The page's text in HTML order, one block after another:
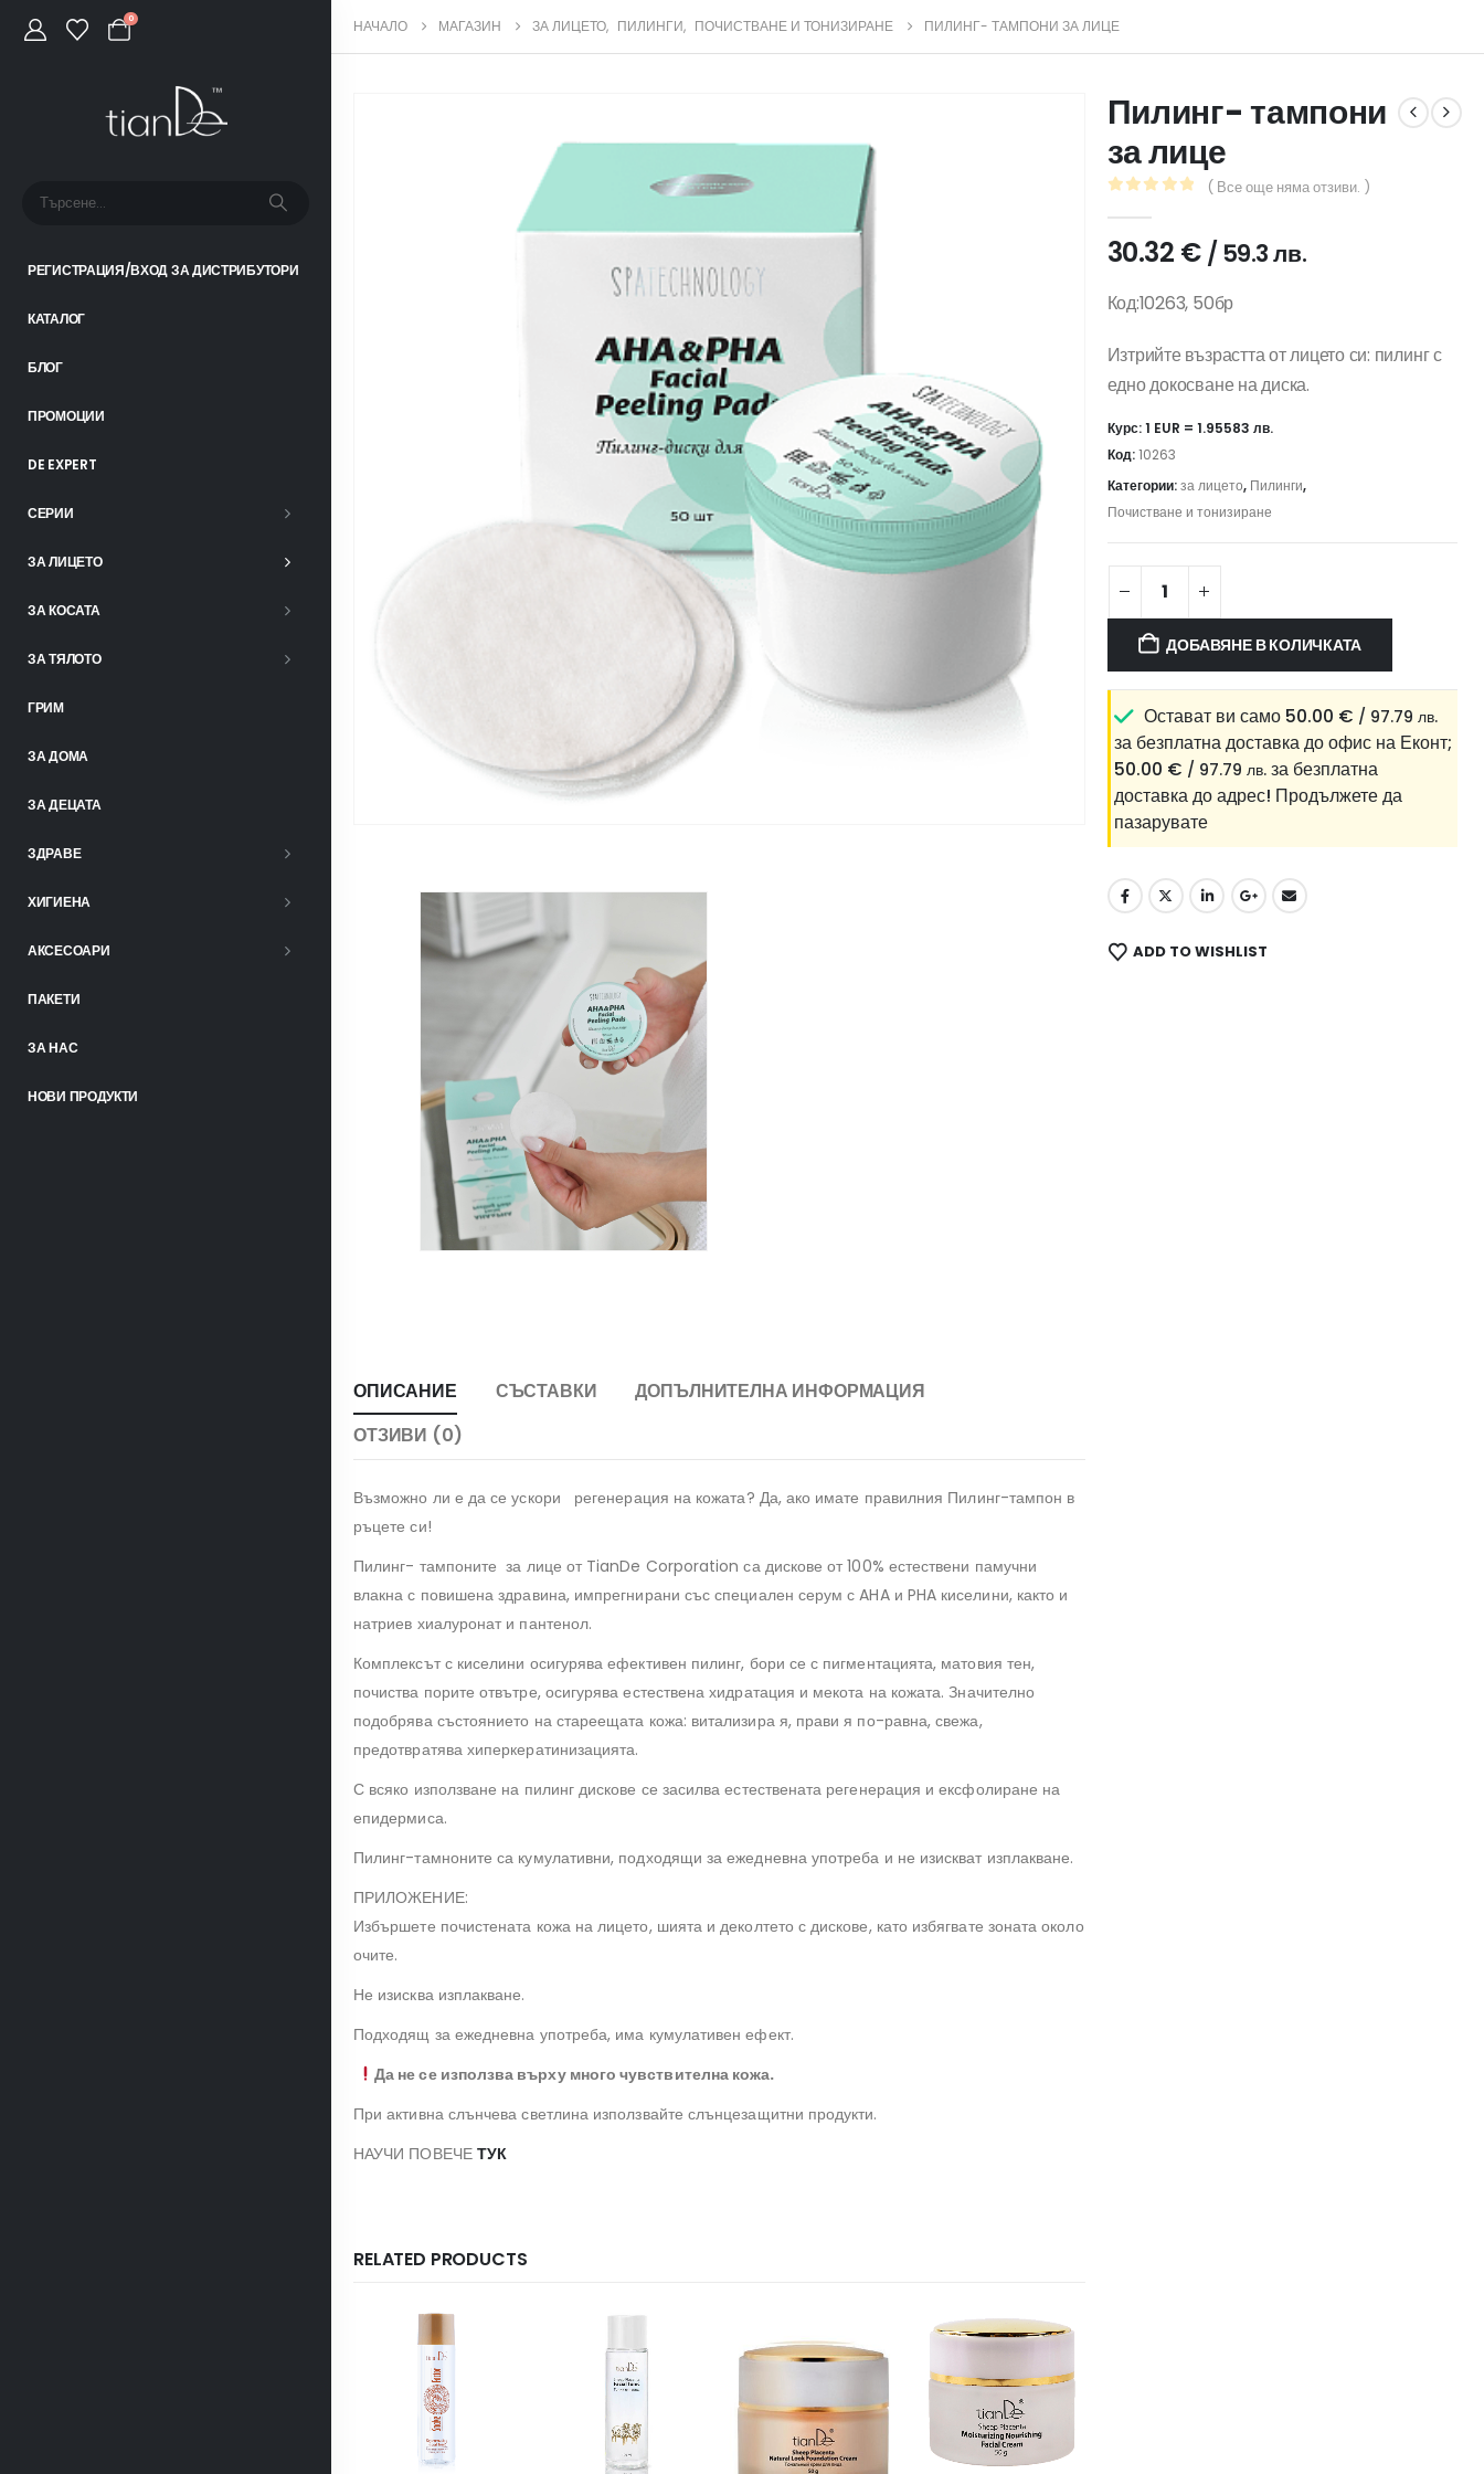
0
РЕГИСТРАЦИЯ/ВХОД ЗА ДИСТРИБУТОРИ
КАТАЛОГ
БЛОГ
ПРОМОЦИИ
DE EXPERT
СЕРИИ
ЗА ЛИЦЕТО
ЗА КОСАТА
ЗА ТЯЛОТО
ГРИМ
ЗА ДОМА
ЗА ДЕЦАТА
ЗДРАВЕ
ХИГИЕНА
АКСЕСОАРИ
ПАКЕТИ
ЗА НАС
НОВИ ПРОДУКТИ
НАЧАЛО МАГАЗИН ЗА ЛИЦЕТО, ПИЛИНГИ, ПОЧИСТВАНЕ И ТОНИЗИРАНЕ ПИЛИНГ- ТАМПОНИ ЗА ЛИЦЕ
ОПИСАНИЕ СЪСТАВКИ
ДОПЪЛНИТЕЛНА ИНФОРМАЦИЯ
ОТЗИВИ (0)
Възможно ли е да се ускори регенерация на кожата? Да, ако имате правилния Пилинг-тампон в
ръцете си!
Пилинг- тампоните за лице от TianDe Corporation са дискове от 100% естествени памучни
влакна с повишена здравина, импрегнирани със специален серум с AHA и PHA киселини, както и
натриев хиалуронат и пантенол.
Комплексът с киселини осигурява ефективен пилинг, бори се с пигментацията, матовия тен,
почиства порите отвътре, осигурява естествена хидратация и мекота на кожата. Значително
подобрява състоянието на стареещата кожа: витализира я, прави я по-равна, свежа,
предотвратява хиперкератинизацията.
С всяко използване на пилинг дискове се засилва естествената регенерация и ексфолиране на
епидермиса.
Пилинг-тамноните са кумулативни, подходящи за ежедневна употреба и не изискват изплакване.
ПРИЛОЖЕНИЕ:
Избършете почистената кожа на лицето, шията и деколтето с дискове, като избягвате зоната около
очите.
Не изисква изплакване.
Подходящ за ежедневна употреба, има кумулативен ефект.
Да не се използва върху много чувствителна кожа.
При активна слънчева светлина използвайте слънцезащитни продукти.
НАУЧИ ПОВЕЧЕ ТУК
RELATED PRODUCTS
Пилинг- тампони
за лице
( Все още няма отзиви. )
30.32 € / 59.3 лв.
Код:10263, 50бр
Изтрийте възрастта от лицето си: пилинг с
едно докосване на диска.
Курс: 1 EUR = 1.95583 лв.
Код:10263
Категории:за лицето, Пилинги,
Почистване и тонизиране
ДОБАВЯНЕ В КОЛИЧКАТА
Остават ви само 50.00 € / 97.79 лв.
за безплатна доставка до офис на Еконт;
50.00 € / 97.79 лв. за безплатна
доставка до адрес! Продължете да
пазарувате
ADD TO WISHLIST